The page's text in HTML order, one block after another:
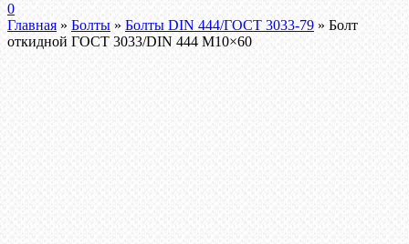
0
Главная » Болты » Болты DIN 444/ГОСТ 3033-79 » Болт
откидной ГОСТ 3033/DIN 444 М10×60